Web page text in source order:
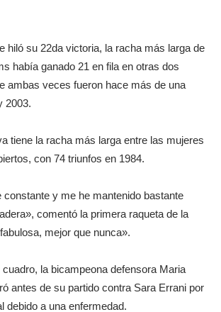
hiló su 22da victoria, la racha más larga de
había ganado 21 en fila en otras dos
ambas veces fueron hace más de una
2003.
tiene la racha más larga entre las mujeres
con 74 triunfos en 1984.
constante y me he mantenido bastante
comentó la primera raqueta de la
mejor que nunca».
cuadro, la bicampeona defensora Maria
antes de su partido contra Sara Errani por
debido a una enfermedad.